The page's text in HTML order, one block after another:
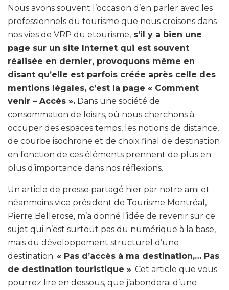
Nous avons souvent l’occasion d’en parler avec les
professionnels du tourisme que nous croisons dans
nos vies de VRP du etourisme, s’il y a bien une
page sur un site Internet qui est souvent
réalisée en dernier, provoquons même en
disant qu’elle est parfois créée après celle des
mentions légales, c’est la page « Comment
venir – Accès ». Dans une société de
consommation de loisirs, où nous cherchons à
occuper des espaces temps, les notions de distance,
de courbe isochrone et de choix final de destination
en fonction de ces éléments prennent de plus en
plus d’importance dans nos réflexions.
Un article de presse partagé hier par notre ami et
néanmoins vice président de Tourisme Montréal,
Pierre Bellerose, m’a donné l’idée de revenir sur ce
sujet qui n’est surtout pas du numérique à la base,
mais du développement structurel d’une
destination. « Pas d’accès à ma destination,… Pas
de destination touristique ». Cet article que vous
pourrez lire en dessous, que j’abonderai d’une